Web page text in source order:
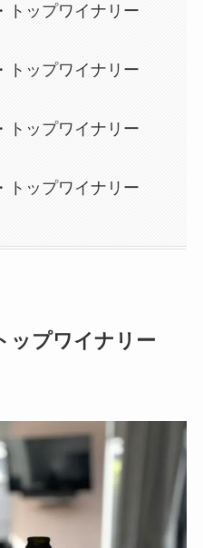
トップワイナリー
トップワイナリー
トップワイナリー
トップワイナリー
ップワイナリー